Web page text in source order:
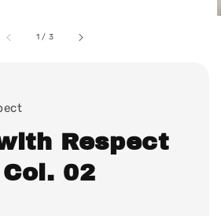
1 / 3
Respect
Col. 02